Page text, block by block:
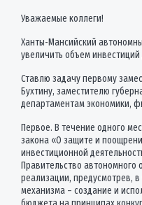
Уважаемые коллеги!
Ханты-Мансийский
увеличить объем
Ставлю задачу первому
Бухтину, заместителю
департаментам экономики,
Первое. В течение одного
закона «О защите и
инвестиционной
Правительство автономного
реализации, предусмотрев,
механизма – создание и